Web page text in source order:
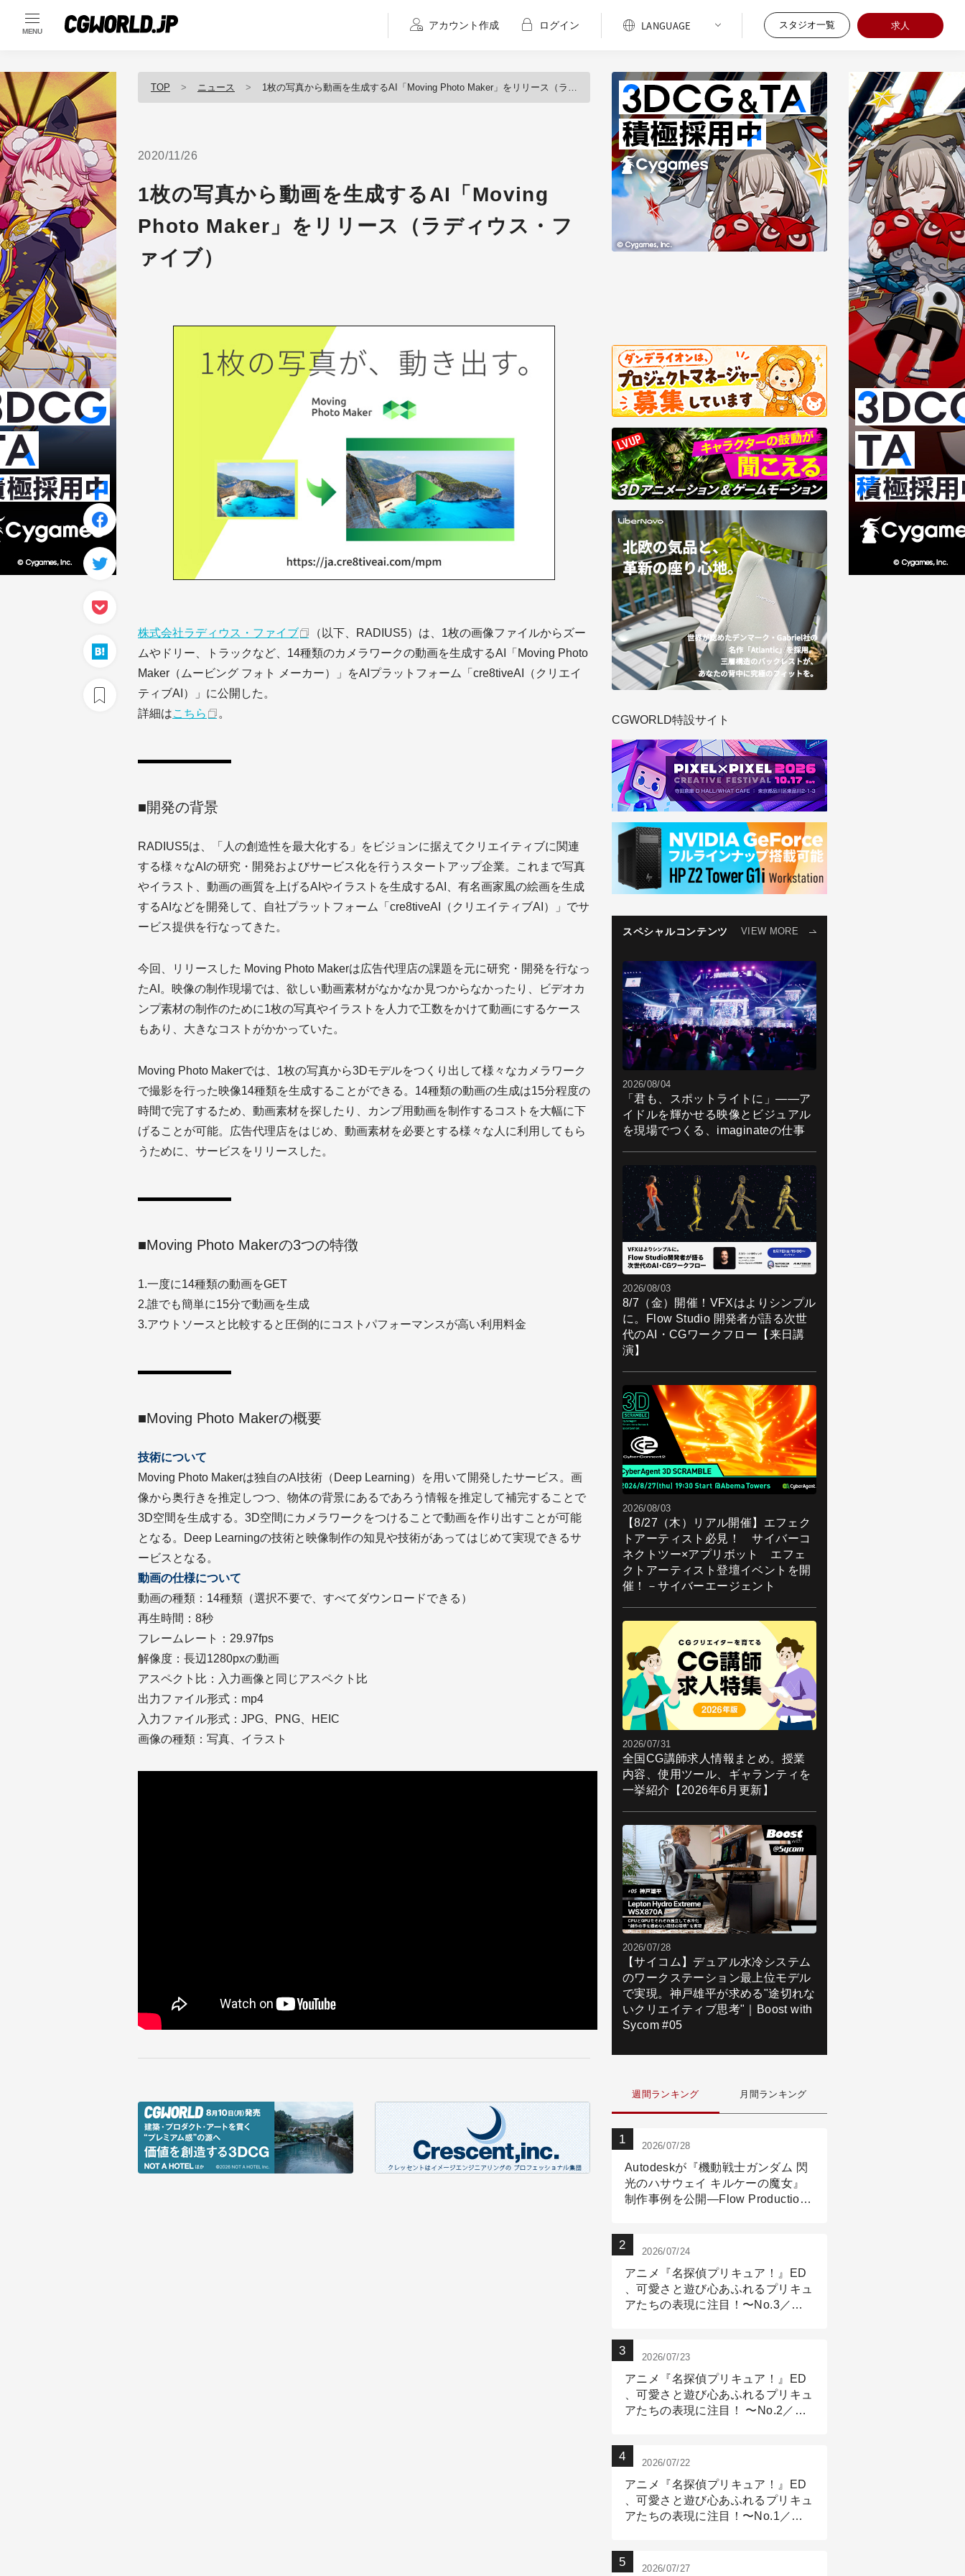
MENU
アカウント作成 ログイン スタジオ一覧 求人
TOP ニュース 1枚の写真から動画を生成するAI「Moving Photo Maker」をリリース（ラディウス・ファイブ）
2020/11/26
1枚の写真から動画を生成するAI「Moving
Photo Maker」をリリース（ラディウス・フ
ァイブ）
株式会社ラディウス・ファイブ
（以下、RADIUS5）は、1枚の画像ファイルからズー
ムやドリー、トラックなど、14種類のカメラワークの動画を生成するAI「Moving Photo
Maker（ムービング フォト メーカー）」をAIプラットフォーム「cre8tiveAI（クリエイ
ティブAI）」に公開した。
詳細はこちら 。
■開発の背景
RADIUS5は、「人の創造性を最大化する」をビジョンに据えてクリエイティブに関連
する様々なAIの研究・開発およびサービス化を行うスタートアップ企業。これまで写真
やイラスト、動画の画質を上げるAIやイラストを生成するAI、有名画家風の絵画を生成
するAIなどを開発して、自社プラットフォーム「cre8tiveAI（クリエイティブAI）」でサ
ービス提供を行なってきた。
今回、リリースした Moving Photo Makerは広告代理店の課題を元に研究・開発を行なっ
たAI。映像の制作現場では、欲しい動画素材がなかなか見つからなかったり、ビデオカ
ンプ素材の制作のために1枚の写真やイラストを人力で工数をかけて動画にするケース
もあり、大きなコストがかかっていた。
Moving Photo Makerでは、1枚の写真から3Dモデルをつくり出して様々なカメラワーク
で撮影を行った映像14種類を生成することができる。14種類の動画の生成は15分程度の
時間で完了するため、動画素材を探したり、カンプ用動画を制作するコストを大幅に下
げることが可能。広告代理店をはじめ、動画素材を必要とする様々な人に利用してもら
うために、サービスをリリースした。
■Moving Photo Makerの3つの特徴
1.一度に14種類の動画をGET
2.誰でも簡単に15分で動画を生成
3.アウトソースと比較すると圧倒的にコストパフォーマンスが高い利用料金
■Moving Photo Makerの概要
技術について
Moving Photo Makerは独自のAI技術（Deep Learning）を用いて開発したサービス。画
像から奥行きを推定しつつ、物体の背景にあるであろう情報を推定して補完することで
3D空間を生成する。3D空間にカメラワークをつけることで動画を作り出すことが可能
となる。Deep Learningの技術と映像制作の知見や技術があってはじめて実現できるサ
ービスとなる。
動画の仕様について
動画の種類：14種類（選択不要で、すべてダウンロードできる）
再生時間：8秒
フレームレート：29.97fps
解像度：長辺1280pxの動画
アスペクト比：入力画像と同じアスペクト比
出力ファイル形式：mp4
入力ファイル形式：JPG、PNG、HEIC
画像の種類：写真、イラスト
CGWORLD特設サイト
スペシャルコンテンツ VIEW MORE
2026/08/04
「君も、スポットライトに」――ア
イドルを輝かせる映像とビジュアル
を現場でつくる、imaginateの仕事
2026/08/03
8/7（金）開催！VFXはよりシンプル
に。Flow Studio 開発者が語る次世
代のAI・CGワークフロー【来日講
演】
2026/08/03
【8/27（木）リアル開催】エフェク
トアーティスト必見！ サイバーコ
ネクトツー×アプリボット エフェ
クトアーティスト登壇イベントを開
催！－サイバーエージェント
2026/07/31
全国CG講師求人情報まとめ。授業
内容、使用ツール、ギャランティを
一挙紹介【2026年6月更新】
2026/07/28
【サイコム】デュアル水冷システム
のワークステーション最上位モデル
で実現。神戸雄平が求める"途切れな
いクリエイティブ思考"｜Boost with
Sycom #05
週間ランキング 月間ランキング
2026/07/28
Autodeskが『機動戦士ガンダム 閃
光のハサウェイ キルケーの魔女』
制作事例を公開―Flow Production
2026/07/24
アニメ『名探偵プリキュア！』ED
、可愛さと遊び心あふれるプリキュ
アたちの表現に注目！〜No.3／ア
2026/07/23
アニメ『名探偵プリキュア！』ED
、可愛さと遊び心あふれるプリキュ
アたちの表現に注目！ 〜No.2／モ
2026/07/22
アニメ『名探偵プリキュア！』ED
、可愛さと遊び心あふれるプリキュ
アたちの表現に注目！〜No.1／演
2026/07/27